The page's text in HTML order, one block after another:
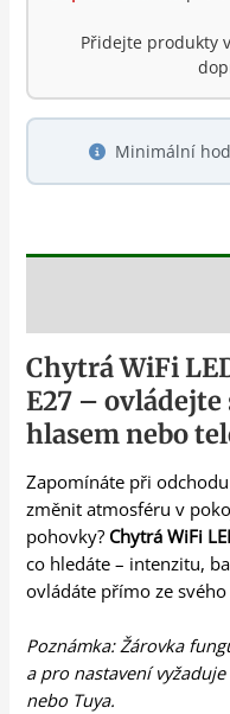
Přidejte produkty
Minimální
Chytrá WiFi
E27 –
hlasem nebo
Zapomínáte při
změnit atmosféru v
pohovky? Chytrá WiFi
co hledáte – intenzitu,
ovládáte přímo ze
Poznámka: Žárovka
a pro nastavení
nebo Tuya.